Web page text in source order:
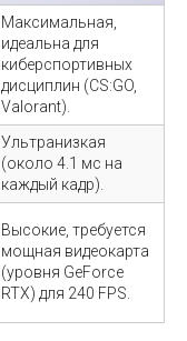
Максимальная,
идеальна для
киберспортивных
дисциплин (CS:GO,
Valorant).
Ультранизкая
(около 4.1 мс на
каждый кадр).
Высокие, требуется
мощная видеокарта
(уровня GeForce
RTX) для 240 FPS.